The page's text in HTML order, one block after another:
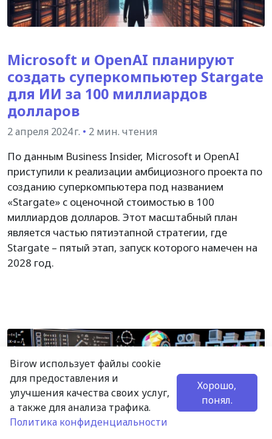
Microsoft и OpenAI планируют
создать суперкомпьютер Stargate
для ИИ за 100 миллиардов
долларов
2 апреля 2024 г. • 2 мин. чтения
По данным Business Insider, Microsoft и OpenAI
приступили к реализации амбициозного проекта по
созданию суперкомпьютера под названием
«Stargate» с оценочной стоимостью в 100
миллиардов долларов. Этот масштабный план
является частью пятиэтапной стратегии, где
Stargate – пятый этап, запуск которого намечен на
2028 год.
Birow использует файлы cookie
для предоставления и
улучшения качества своих услуг,
а также для анализа трафика.
Политика конфиденциальности
Хорошо,
понял.